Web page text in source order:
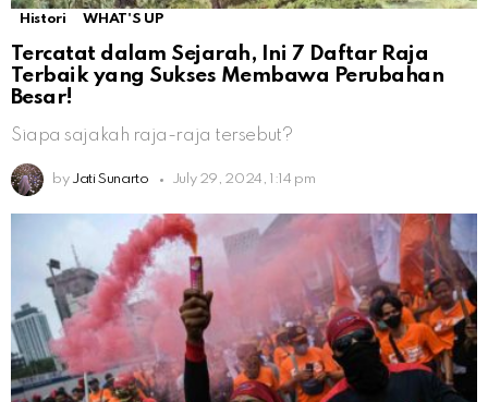
Histori WHAT'S UP
Tercatat dalam Sejarah, Ini 7 Daftar Raja
Terbaik yang Sukses Membawa Perubahan
Besar!
Siapa sajakah raja-raja tersebut?
by Jati Sunarto July 29, 2024, 1:14 pm